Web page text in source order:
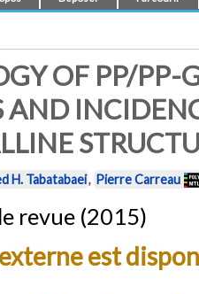
OF PP/
AND
H. Tabatabaei, Pierre Carreau
revue (2015)
est